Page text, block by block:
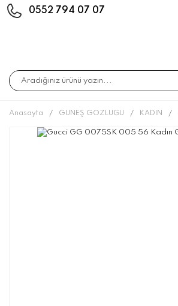
0552 794 07 07
Anasayfa GÜNEŞ GÖZLÜĞÜ KADIN